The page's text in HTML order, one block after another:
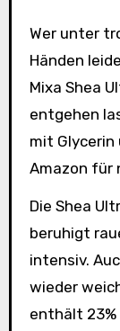
Wer unter trockenen, rissigen und rauen
Händen
Mixa Shea
entgehen
mit
Amazon für
Die Shea
beruhigt
intensiv.
wieder
enthält 23%